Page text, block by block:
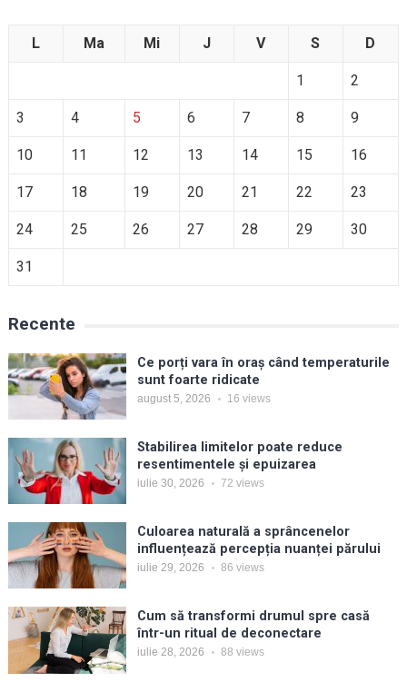
L Ma Mi J V S D
1 2
3 4 5 6 7 8 9
10 11 12 13 14 15 16
17 18 19 20 21 22 23
24 25 26 27 28 29 30
31
Recente
Ce porți vara în oraș când temperaturile
sunt foarte ridicate
august 5, 2026 16 views
Stabilirea limitelor poate reduce
resentimentele și epuizarea
iulie 30, 2026 72 views
Culoarea naturală a sprâncenelor
influențează percepția nuanței părului
iulie 29, 2026 86 views
Cum să transformi drumul spre casă
într-un ritual de deconectare
iulie 28, 2026 88 views